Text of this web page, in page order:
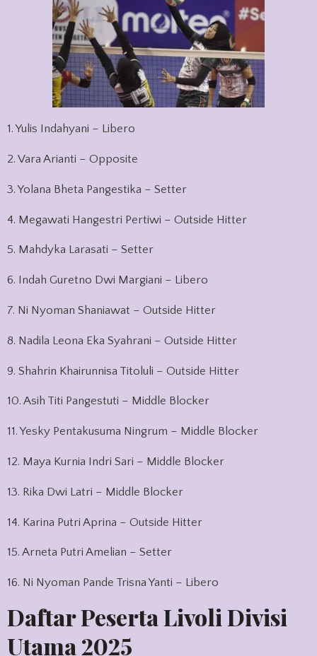
1. Yulis Indahyani – Libero
2. Vara Arianti – Opposite
3. Yolana Bheta Pangestika – Setter
4. Megawati Hangestri Pertiwi – Outside Hitter
5. Mahdyka Larasati – Setter
6. Indah Guretno Dwi Margiani – Libero
7. Ni Nyoman Shaniawat – Outside Hitter
8. Nadila Leona Eka Syahrani – Outside Hitter
9. Shahrin Khairunnisa Titoluli – Outside Hitter
10. Asih Titi Pangestuti – Middle Blocker
11. Yesky Pentakusuma Ningrum – Middle Blocker
12. Maya Kurnia Indri Sari – Middle Blocker
13. Rika Dwi Latri – Middle Blocker
14. Karina Putri Aprina – Outside Hitter
15. Arneta Putri Amelian – Setter
16. Ni Nyoman Pande Trisna Yanti – Libero
Daftar Peserta Livoli Divisi
Utama 2025